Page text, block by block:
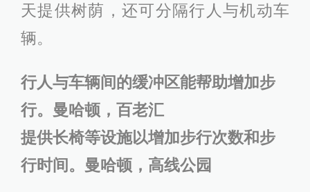
天提供树荫，还可分隔行人与机动车
辆。
行人与车辆间的缓冲区能帮助增加步
行。曼哈顿，百老汇
提供长椅等设施以增加步行次数和步
行时间。曼哈顿，高线公园